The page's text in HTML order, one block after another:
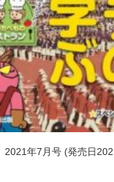
2021年7月号 (発売日